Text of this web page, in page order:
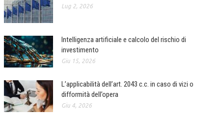
Lug 2, 2026
Intelligenza artificiale e calcolo del rischio di
investimento
Giu 15, 2026
L’applicabilità dell’art. 2043 c.c. in caso di vizi o
difformità dell’opera
Giu 4, 2026